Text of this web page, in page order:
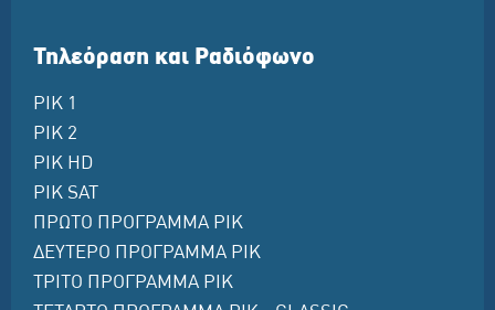
Τηλεόραση και Ραδιόφωνο
ΡΙΚ 1
ΡΙΚ 2
ΡΙΚ HD
ΡΙΚ SAT
ΠΡΩΤΟ ΠΡΟΓΡΑΜΜΑ ΡΙΚ
ΔΕΥΤΕΡΟ ΠΡΟΓΡΑΜΜΑ ΡΙΚ
ΤΡΙΤΟ ΠΡΟΓΡΑΜΜΑ ΡΙΚ